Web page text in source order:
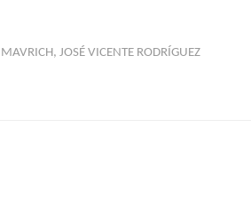
JOSÉ VICENTE RODRÍGUEZ